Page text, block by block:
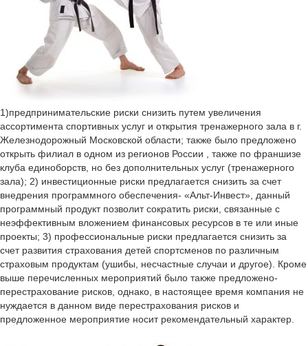
1)предпринимательские риски снизить путем увеличения
ассортимента спортивных услуг и открытия тренажерного зала в г.
Железнодорожный Московской области; также было предложено
открыть филиал в одном из регионов России , также по франшизе
клуба единоборств, но без дополнительных услуг (тренажерного
зала); 2) инвестиционные риски предлагается снизить за счет
внедрения программного обеспечения- «Альт-Инвест», данный
программный продукт позволит сократить риски, связанные с
неэффективным вложением финансовых ресурсов в те или иные
проекты; 3) профессиональные риски предлагается снизить за
счет развития страхования детей спортсменов по различным
страховым продуктам (ушибы, несчастные случаи и другое). Кроме
выше перечисленных мероприятий было также предложено-
перестрахование рисков, однако, в настоящее время компания не
нуждается в данном виде перестрахования рисков и
предложенное мероприятие носит рекомендательный характер.